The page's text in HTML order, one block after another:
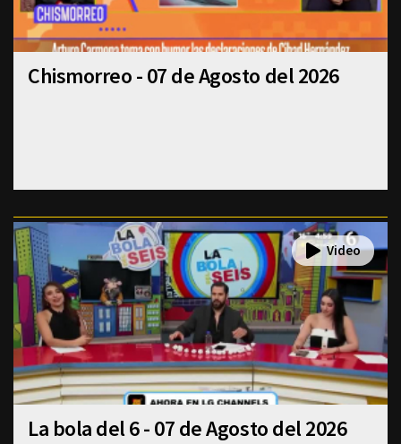
Chismorreo - 07 de Agosto del 2026
La bola del 6 - 07 de Agosto del 2026